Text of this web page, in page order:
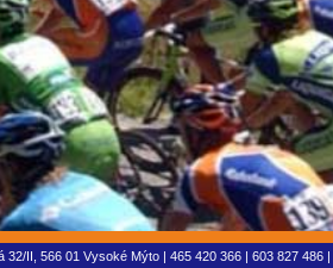
II, 566 01 Vysoké Mýto | 465 420 366 | 603 827 486 |